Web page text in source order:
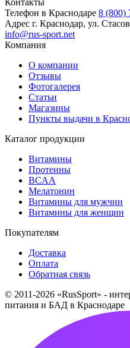
Телефон в Краснодаре 8 (800)
Адрес г. Краснодар, ул.
info@rus-sport.net
Компания
О компании
Отзывы
Фотогалерея
Статьи
Магазины
Пункты выдачи в
Каталог продукции
Витамины
Протеины
BCAA
Мелатонин
Витамины для мужчин
Витамины для женщин
Покупателям
Доставка
Оплата
Обратная связь
© 2011-2026 «RusSport» -
питания и БАД в Краснодаре